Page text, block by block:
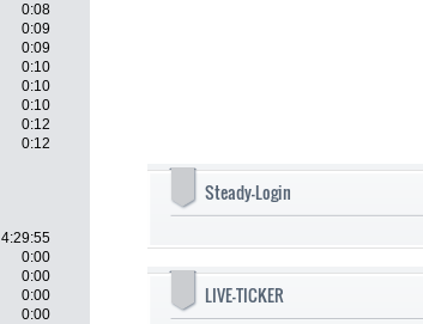
0:08
0:09
0:09
0:10
0:10
0:10
0:12
0:12
4:29:55
0:00
0:00
0:00
0:00
Steady-Login
LIVE-TICKER